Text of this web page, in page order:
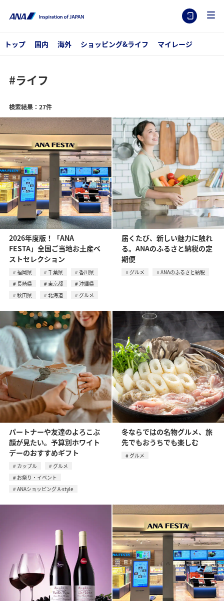
トップ 国内 海外 ショッピング&ライフ マイレージ
#ライフ
検索結果：27件
2026年度版！「ANA
FESTA」全国ご当地お土産ベ
ストセレクション
福岡県 千葉県
香川県
長崎県
東京都
沖縄県
秋田県
北海道 グルメ
届くたび、新しい魅力に触れ
る。ANAのふるさと納税の定
期便
グルメ ANAのふるさと納税
パートナーや友達のよろこぶ
顔が見たい。予算別ホワイト
デーのおすすめギフト
カップル
グルメ
お祭り・イベント
ANAショッピング A-style
冬ならではの名物グルメ、旅
先でもおうちでも楽しむ
グルメ